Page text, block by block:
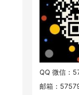
QQ 微信：
邮箱：